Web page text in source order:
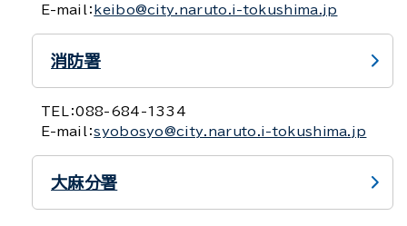
E-mail： keibo@city.naruto.i-tokushima.jp
消防署
TEL：088-684-1334
E-mail：syobosyo@city.naruto.i-tokushima.jp
大麻分署